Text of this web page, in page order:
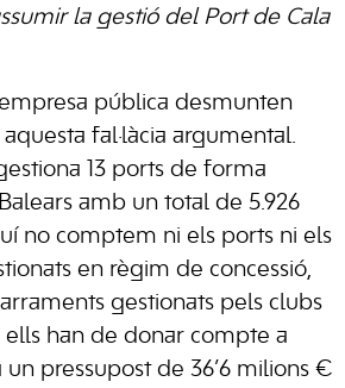
la gestió del Port de Cala
pública desmunten
fal·làcia argumental.
13 ports de forma
amb un total de 5.926
no comptem ni els ports ni els
en règim de concessió,
gestionats pels clubs
ells han de donar compte a
un pressupost de 36’6 milions €